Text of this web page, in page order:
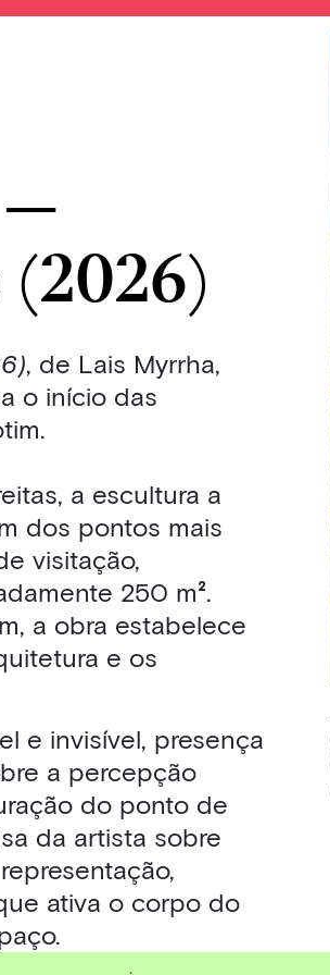
, de Lais Myrrha,
o início das
a escultura a
dos pontos mais
visitação,
250 m².
a obra estabelece
e os
e invisível, presença
a percepção
do ponto de
da artista sobre
ativa o corpo do